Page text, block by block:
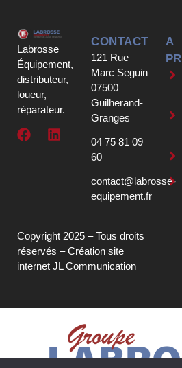
Labrosse
Équipement,
distributeur,
loueur,
réparateur.
CONTACT
121 Rue
Marc Seguin
07500
Guilherand-
Granges
04 75 81 09
60
contact@labrosse-
equipement.fr
A
Copyright 2025 – Tous droits
réservés –Création site
internet JL Communication